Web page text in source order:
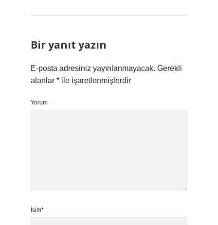
Bir yanıt yazın
E-posta adresiniz yayınlanmayacak. Gerekli
alanlar * ile işaretlenmişlerdir
Yorum
İsim*